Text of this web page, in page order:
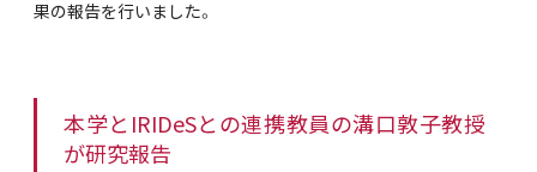
果の報告を行いました。
本学とIRIDeSとの連携教員の溝口敦子教授
が研究報告